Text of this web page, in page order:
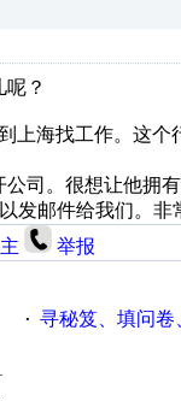
？
上海找工作。这
司。很想让他拥
发邮件给我们。非
举报
· 寻秘笈、填问卷